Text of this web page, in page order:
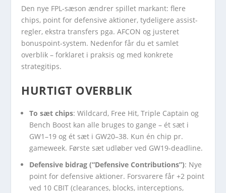
Den nye FPL-sæson ændrer spillet markant: flere
chips, point for defensive aktioner, tydeligere assist-
regler, ekstra transfers pga. AFCON og justeret
bonuspoint-system. Nedenfor får du et samlet
overblik – forklaret i praksis og med konkrete
strategitips.
HURTIGT OVERBLIK
To sæt chips: Wildcard, Free Hit, Triple Captain og
Bench Boost kan alle bruges to gange – ét sæt i
GW1–19 og ét sæt i GW20–38. Kun én chip pr.
gameweek. Første sæt udløber ved GW19-deadline.
Defensive bidrag (“Defensive Contributions”): Nye
point for defensive aktioner. Forsvarere får +2 point
ved 10 CBIT (clearances, blocks, interceptions,